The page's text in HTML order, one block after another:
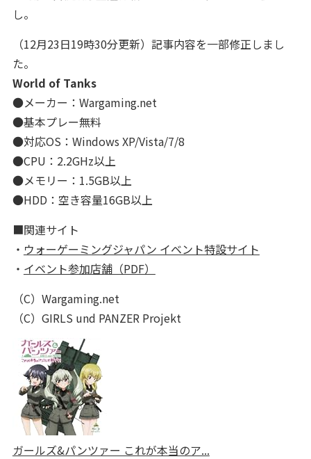
し。
（12月23日19時30分更新）記事内容を一部修正しまし
た。
World of Tanks
●メーカー：Wargaming.net
●基本プレー無料
●対応OS：Windows XP/Vista/7/8
●CPU：2.2GHz以上
●メモリー：1.5GB以上
●HDD：空き容量16GB以上
■関連サイト
・ ウォーゲーミングジャパン イベント特設サイト
・ イベント参加店舗（PDF）
（C）Wargaming.net
（C）GIRLS und PANZER Projekt
ガールズ&パンツァー これが本当のア...